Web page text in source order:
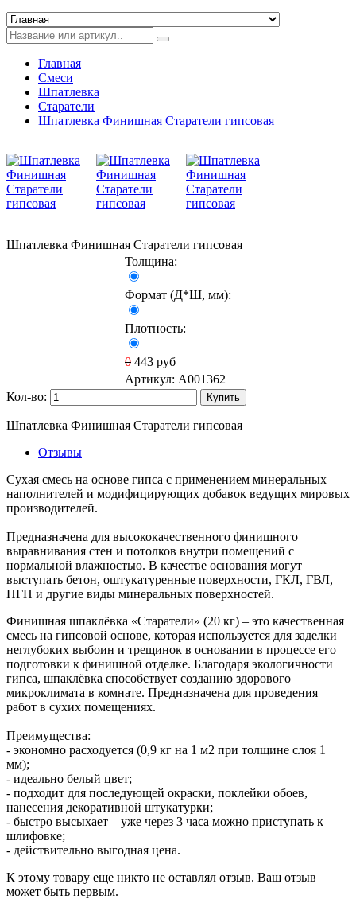
Главная
Смеси
Шпатлевка
Старатели
Шпатлевка Финишная Старатели гипсовая
Шпатлевка Финишная Старатели гипсовая
Толщина:
Формат (Д*Ш, мм):
Плотность:
0 443 руб
Артикул: A001362
Кол-во:
Купить
Шпатлевка Финишная Старатели гипсовая
Отзывы
Сухая смесь на основе гипса с применением минеральных
наполнителей и модифицирующих добавок ведущих мировых
производителей.
Предназначена для высококачественного финишного
выравнивания стен и потолков внутри помещений с
нормальной влажностью. В качестве основания могут
выступать бетон, оштукатуренные поверхности, ГКЛ, ГВЛ,
ПГП и другие виды минеральных поверхностей.
Финишная шпаклёвка «Старатели» (20 кг) – это качественная
смесь на гипсовой основе, которая используется для заделки
неглубоких выбоин и трещинок в основании в процессе его
подготовки к финишной отделке. Благодаря экологичности
гипса, шпаклёвка способствует созданию здорового
микроклимата в комнате. Предназначена для проведения
работ в сухих помещениях.
Преимущества:
- экономно расходуется (0,9 кг на 1 м2 при толщине слоя 1
мм);
- идеально белый цвет;
- подходит для последующей окраски, поклейки обоев,
нанесения декоративной штукатурки;
- быстро высыхает – уже через 3 часа можно приступать к
шлифовке;
- действительно выгодная цена.
К этому товару еще никто не оставлял отзыв. Ваш отзыв
может быть первым.